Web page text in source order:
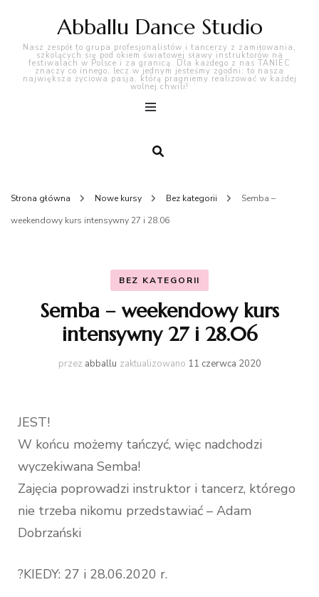
Abballu Dance Studio
Nasz zespół to grupa profesjonalistów i tancerzy z zamiłowania,
szkolących się pod okiem światowej sławy instruktorów na
festiwalach w Polsce i za granicą. Dla każdego z nas TANIEC
znaczy co innego, lecz w jednym jesteśmy zgodni: to nasza
największa życiowa pasja, którą pragniemy realizować w każdej
wolnej chwili!
Strona główna Nowe kursy Bez kategorii
Semba –
weekendowy kurs intensywny 27 i 28.06
BEZ KATEGORII
Semba – weekendowy kurs
intensywny 27 i 28.06
przez abballu zaktualizowano 11 czerwca 2020
JEST!
W końcu możemy tańczyć, więc nadchodzi
wyczekiwana Semba!
Zajęcia poprowadzi instruktor i tancerz, którego
nie trzeba nikomu przedstawiać – Adam
Dobrzański
?KIEDY: 27 i 28.06.2020 r.